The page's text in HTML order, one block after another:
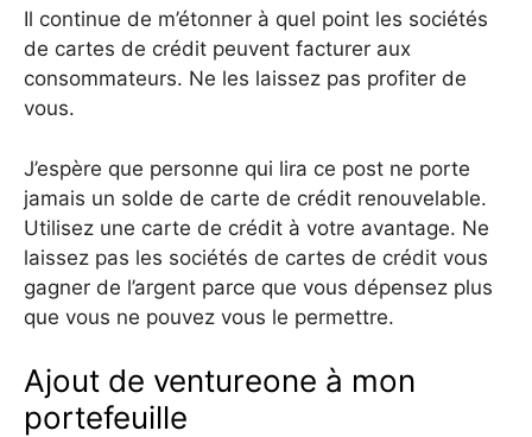
Il continue de m’étonner à quel point les sociétés
de cartes de crédit peuvent facturer aux
consommateurs. Ne les laissez pas profiter de
vous.
J’espère que personne qui lira ce post ne porte
jamais un solde de carte de crédit renouvelable.
Utilisez une carte de crédit à votre avantage. Ne
laissez pas les sociétés de cartes de crédit vous
gagner de l’argent parce que vous dépensez plus
que vous ne pouvez vous le permettre.
Ajout de ventureone à mon
portefeuille